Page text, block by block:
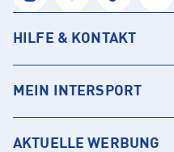
HILFE & KONTAKT
MEIN INTERSPORT
AKTUELLE WERBUNG